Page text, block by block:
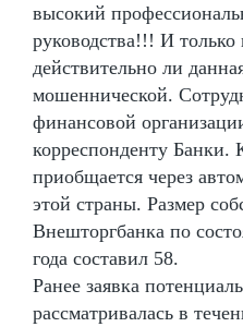
высокий
руководства!!! И только
действительно ли
мошеннической.
финансовой
корреспонденту Банки.
приобщается через
этой страны. Размер
Внешторгбанка по
года составил 58.
Ранее заявка
рассматривалась в